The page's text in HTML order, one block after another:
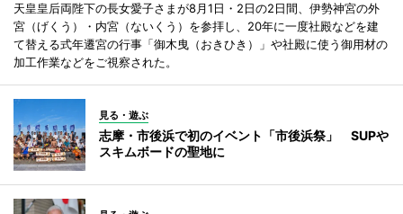
天皇皇后両陛下の長女愛子さまが8月1日・2日の2日間、伊勢神宮の外
宮（げくう）・内宮（ないくう）を参拝し、20年に一度社殿などを建
て替える式年遷宮の行事「御木曳（おきひき）」や社殿に使う御用材の
加工作業などをご視察された。
見る・遊ぶ
志摩・市後浜で初のイベント「市後浜祭」 SUPや
スキムボードの聖地に